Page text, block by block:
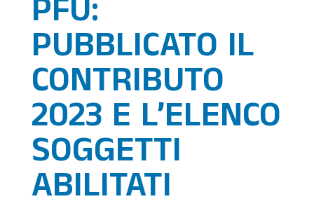
PFU:
PUBBLICATO IL
CONTRIBUTO
2023 E L’ELENCO
SOGGETTI
ABILITATI